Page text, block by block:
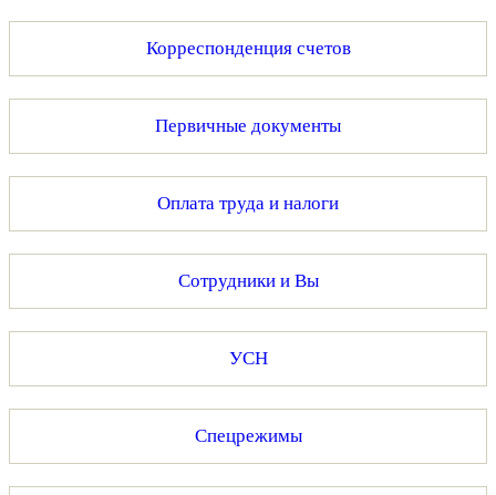
Корреспонденция счетов
Первичные документы
Оплата труда и налоги
Сотрудники и Вы
УСН
Спецрежимы